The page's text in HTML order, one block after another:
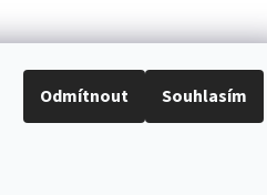
Odmítnout Souhlasím